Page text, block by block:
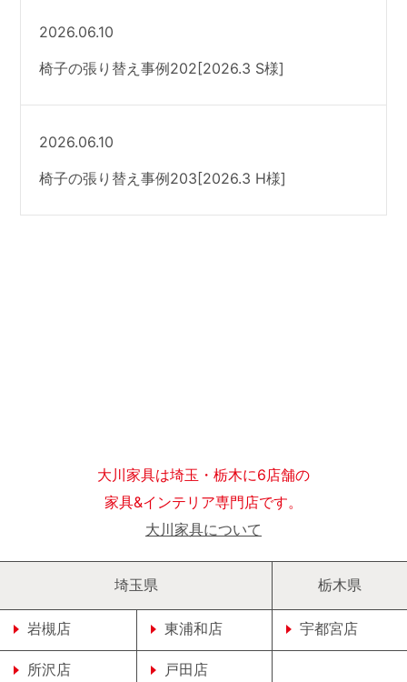
2026.06.10
椅子の張り替え事例202[2026.3 S様]
2026.06.10
椅子の張り替え事例203[2026.3 H様]
大川家具は埼玉・栃木に6店舗の
家具&インテリア専門店です。
大川家具について
埼玉県
岩槻店 東浦和店
所沢店 戸田店
栃木県
宇都宮店